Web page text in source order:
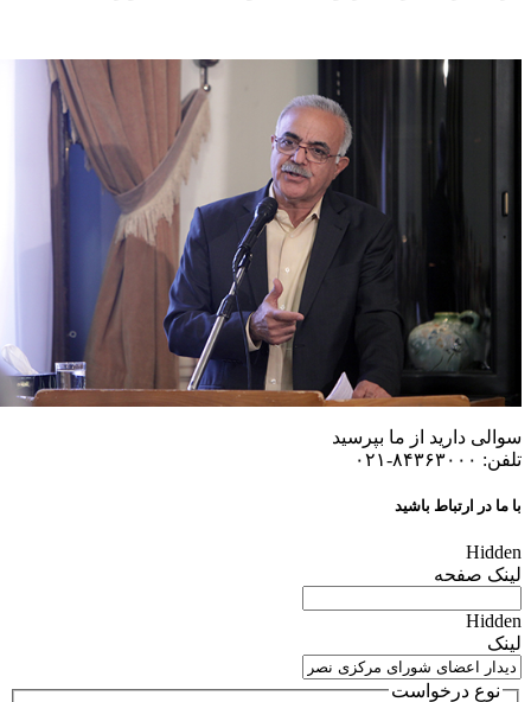
سوالی دارید از ما بپرسید
تلفن: ۸۴۳۶۳۰۰۰-۰۲۱
با ما در ارتباط باشید
Hidden
لینک صفحه
Hidden
لینک
نوع درخواست